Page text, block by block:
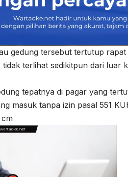
gedung tersebut tertutup
tidak terlihat sedikitpun dari luar
tepatnya di pagar yang
masuk tanpa izin pasal 551